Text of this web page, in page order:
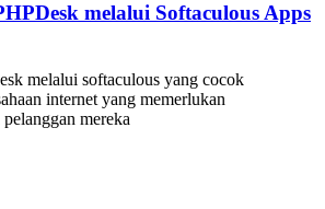
melalui Softaculous Apps
melalui softaculous yang cocok
internet yang memerlukan
mereka